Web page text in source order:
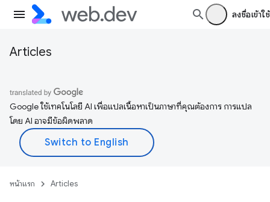
ลงชื่อเข้าใช้
Articles
Google ใช้เทคโนโลยี AI เพื่อแปลเนื้อหาเป็นภาษาที่คุณต้องการ การแปล
โดย AI อาจมีข้อผิดพลาด
หน้าแรก Articles